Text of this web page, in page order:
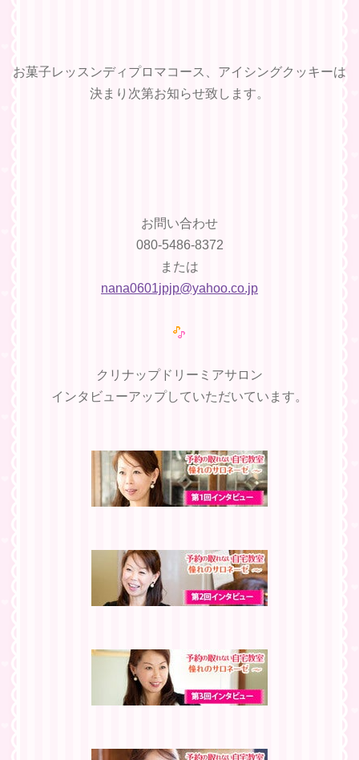
お菓子レッスンディプロマコース、アイシングクッキーは
決まり次第お知らせ致します。
お問い合わせ
080-5486-8372
または
nana0601jpjp@yahoo.co.jp
クリナップドリーミアサロン
インタビューアップしていただいています。